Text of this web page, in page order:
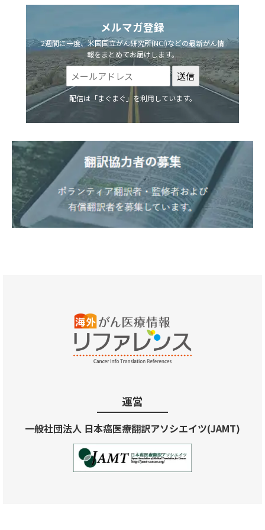
メルマガ登録
2週間に一度、米国国立がん研究所(NCI)などの最新がん情
報をまとめてお届けします。
配信は「まぐまぐ」を利用しています。
運営
一般社団法人 日本癌医療翻訳アソシエイツ(JAMT)